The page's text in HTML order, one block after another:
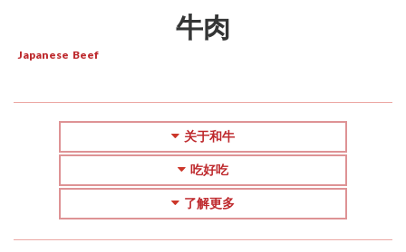
牛肉
Japanese Beef
关于和牛
吃好吃
了解更多